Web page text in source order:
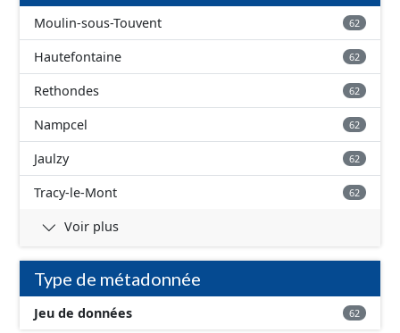
Moulin-sous-Touvent 62
Hautefontaine 62
Rethondes 62
Nampcel 62
Jaulzy 62
Tracy-le-Mont 62
Voir plus
Type de métadonnée
Jeu de données 62